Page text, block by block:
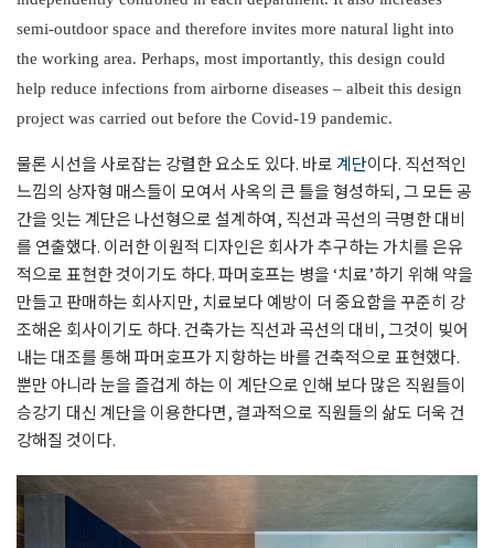
semi-outdoor space and therefore invites more natural light into
the working area. Perhaps, most importantly, this design could
help reduce infections from airborne diseases – albeit this design
project was carried out before the Covid-19 pandemic.
물론 시선을 사로잡는 강렬한 요소도 있다. 바로계단이다. 직선적인
느낌의 상자형 매스들이 모여서 사옥의 큰 틀을 형성하되, 그 모든 공
간을 잇는 계단은 나선형으로 설계하여, 직선과 곡선의 극명한 대비
를 연출했다. 이러한 이원적 디자인은 회사가 추구하는 가치를 은유
적으로 표현한 것이기도 하다. 파머호프는 병을 ‘치료’하기 위해 약을
만들고 판매하는 회사지만, 치료보다 예방이 더 중요함을 꾸준히 강
조해온 회사이기도 하다. 건축가는 직선과 곡선의 대비, 그것이 빚어
내는 대조를 통해 파머호프가 지향하는 바를 건축적으로 표현했다.
뿐만 아니라 눈을 즐겁게 하는 이 계단으로 인해 보다 많은 직원들이
승강기 대신 계단을 이용한다면, 결과적으로 직원들의 삶도 더욱 건
강해질 것이다.